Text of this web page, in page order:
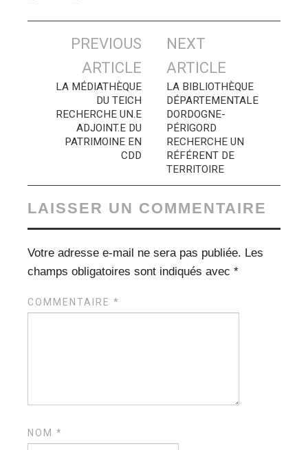
Navigation
articles
PREVIOUS
ARTICLE
LA MÉDIATHÈQUE
DU TEICH
RECHERCHE UN.E
ADJOINT.E DU
PATRIMOINE EN
CDD
NEXT
ARTICLE
LA BIBLIOTHÈQUE
DÉPARTEMENTALE
DORDOGNE-
PÉRIGORD
RECHERCHE UN
RÉFÉRENT DE
TERRITOIRE
LAISSER UN COMMENTAIRE
Votre adresse e-mail ne sera pas publiée. Les
champs obligatoires sont indiqués avec*
COMMENTAIRE*
NOM*